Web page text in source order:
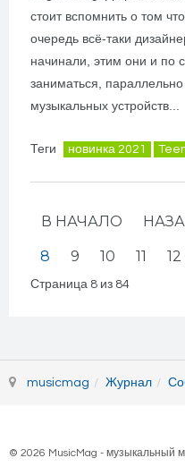
стоит вспомнить о том
очередь всё-таки
начинали, этим они и по
заниматься,
музыкальных устройств...
Теги новинка 2021
В НАЧАЛО
8 9 10 11 12
Страница 8 из 84
musicmag Журнал
© 2026 MusicMag - музыкальный